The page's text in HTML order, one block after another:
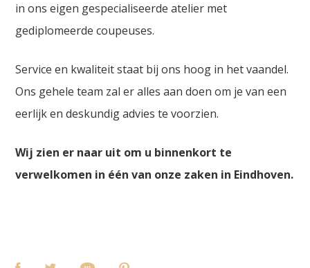
in ons eigen gespecialiseerde atelier met
gediplomeerde coupeuses.
Service en kwaliteit staat bij ons hoog in het vaandel.
Ons gehele team zal er alles aan doen om je van een
eerlijk en deskundig advies te voorzien.
Wij zien er naar uit om u binnenkort te
verwelkomen in één van onze zaken in Eindhoven.